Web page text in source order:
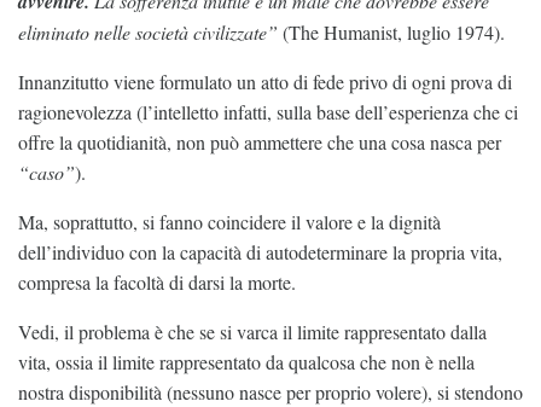
eliminato nelle società civilizzate” (The Humanist, luglio 1974).
Innanzitutto viene formulato un atto di fede privo di ogni prova di
ragionevolezza (l’intelletto infatti, sulla base dell’esperienza che ci
offre la quotidianità, non può ammettere che una cosa nasca per
“caso”).
Ma, soprattutto, si fanno coincidere il valore e la dignità
dell’individuo con la capacità di autodeterminare la propria vita,
compresa la facoltà di darsi la morte.
Vedi, il problema è che se si varca il limite rappresentato dalla
vita, ossia il limite rappresentato da qualcosa che non è nella
nostra disponibilità (nessuno nasce per proprio volere), si stendono